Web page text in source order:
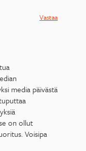
Vastaa
media päivästä
on ollut
Voisipa